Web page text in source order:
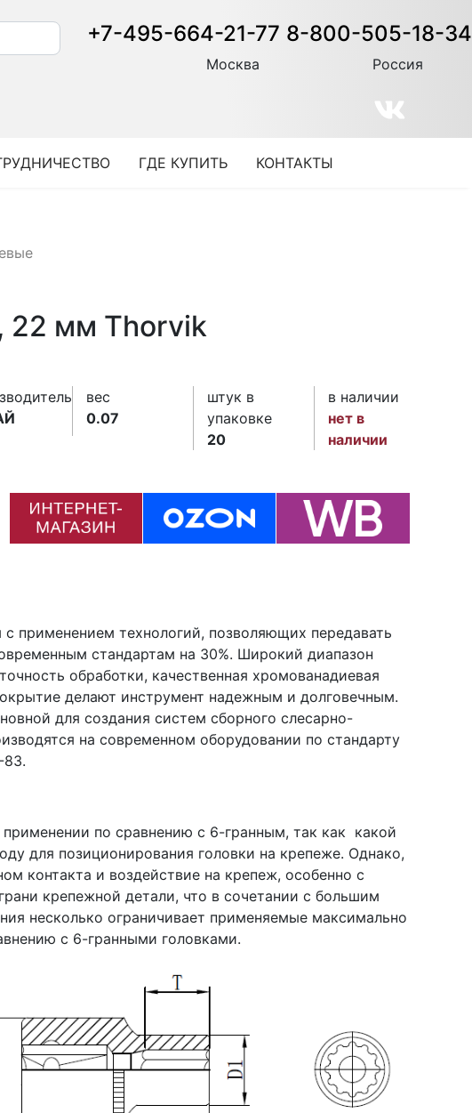
+7-495-664-21-77
Москва
8-800-505-18-34
Россия
ГДЕ КУПИТЬ КОНТАКТЫ
22 мм Thorvik
вес
0.07
штук в
упаковке
20
в наличии
нет в
наличии
применением технологий, позволяющих передавать
стандартам на 30%. Широкий диапазон
обработки, качественная хромованадиевая
делают инструмент надежным и долговечным.
для создания систем сборного слесарно-
на современном оборудовании по стандарту
83.
по сравнению с 6-гранным, так как какой
для позиционирования головки на крепеже. Однако,
контакта и воздействие на крепеж, особенно с
крепежной детали, что в сочетании с большим
несколько ограничивает применяемые максимально
с 6-гранными головками.